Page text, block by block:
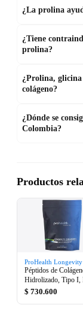
¿La prolina
¿Tiene
prolina?
¿Prolina,
colágeno?
¿Dónde se
Colombia?
Productos
ProHealth Longevity
Péptidos de
Hidrolizado, Tipo I,
V y X, Sin Sabor,
$ 730.600